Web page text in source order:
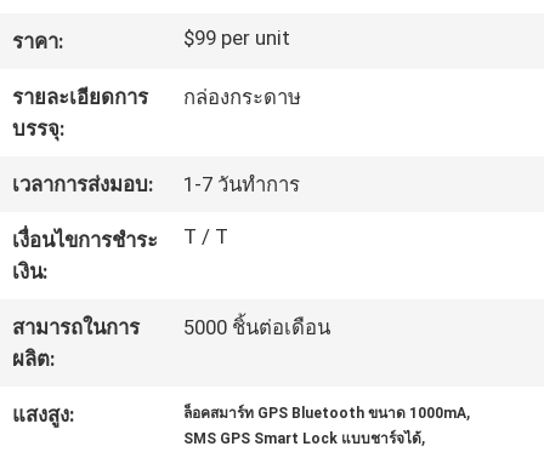
ทัวร์
โรงงาน
ควบคุม
ราคา: $99 per unit
รายละเอียดการ
บรรจุ:
กล่องกระดาษ
เวลาการส่งมอบ: 1-7 วันทำการ
เงื่อนไขการชำระ
เงิน:
T / T
สามารถในการ
ผลิต:
5000 ชิ้นต่อเดือน
แสงสูง: ล็อคสมาร์ท GPS Bluetooth ขนาด 1000mA,
SMS GPS Smart Lock แบบชาร์จได้,